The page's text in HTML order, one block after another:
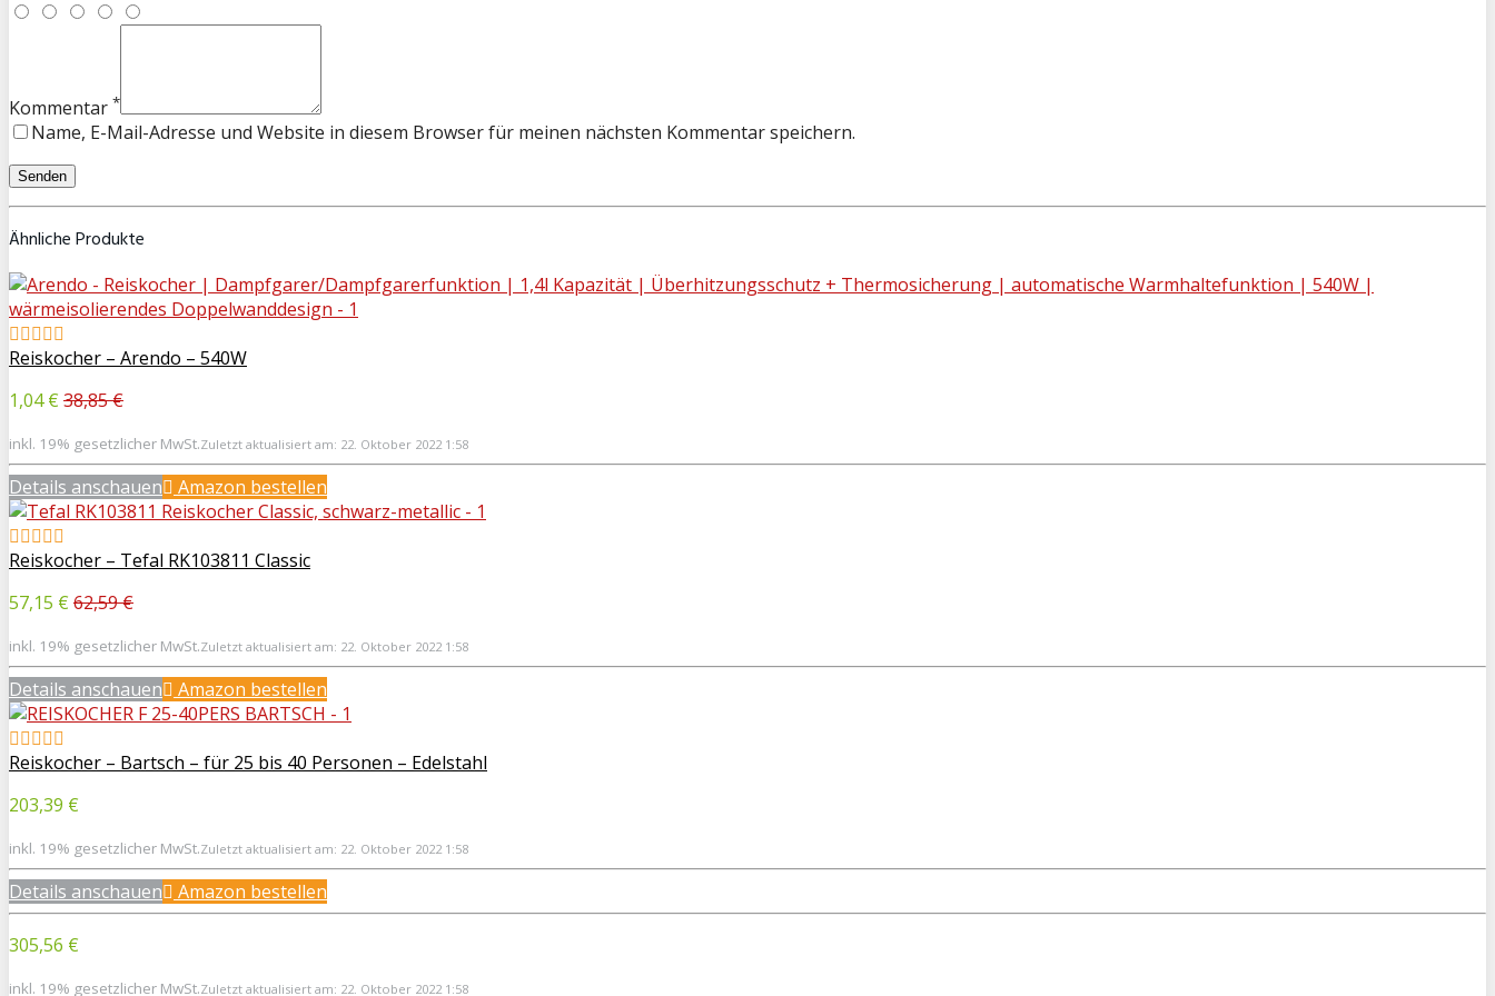
Kommentar *
Name, E-Mail-Adresse und Website in diesem Browser für meinen nächsten Kommentar speichern.
Ähnliche Produkte
Reiskocher – Arendo – 540W
1,04 € 38,85 €
inkl. 19% gesetzlicher MwSt.Zuletzt aktualisiert am: 22. Oktober 2022 1:58
Details anschauen Amazon bestellen
Reiskocher – Tefal RK103811 Classic
57,15 € 62,59 €
inkl. 19% gesetzlicher MwSt.Zuletzt aktualisiert am: 22. Oktober 2022 1:58
Details anschauen Amazon bestellen
Reiskocher – Bartsch – für 25 bis 40 Personen – Edelstahl
203,39 €
inkl. 19% gesetzlicher MwSt.Zuletzt aktualisiert am: 22. Oktober 2022 1:58
Details anschauen Amazon bestellen
305,56 €
inkl. 19% gesetzlicher MwSt.Zuletzt aktualisiert am: 22. Oktober 2022 1:58